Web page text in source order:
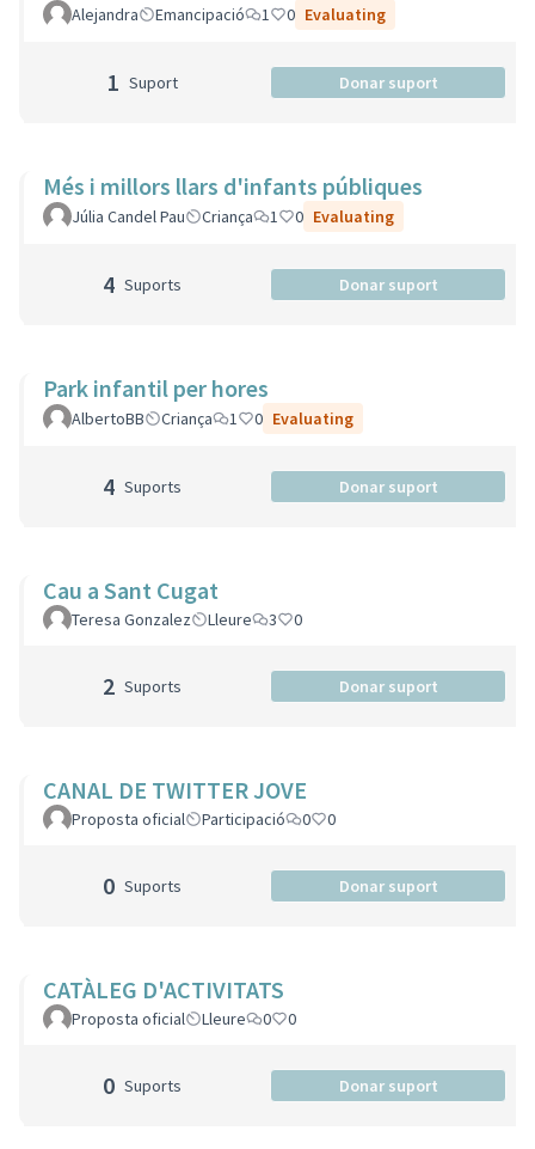
Alejandra Emancipació 1 0 Evaluating
1 Suport Donar suport
Més i millors llars d'infants públiques
Júlia Candel Pau Criança 1 0 Evaluating
4 Suports Donar suport
Park infantil per hores
AlbertoBB Criança 1 0 Evaluating
4 Suports Donar suport
Cau a Sant Cugat
Teresa Gonzalez Lleure 3 0
2 Suports Donar suport
CANAL DE TWITTER JOVE
Proposta oficial Participació 0 0
0 Suports Donar suport
CATÀLEG D'ACTIVITATS
Proposta oficial Lleure 0 0
0 Suports Donar suport